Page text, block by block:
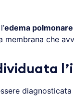
edema polmonare
membrana che
diagnosticata